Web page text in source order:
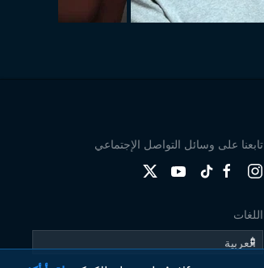
تابعنا على وسائل التواصل الإجتماعي
اللغات